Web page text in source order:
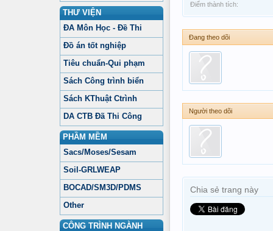
THƯ VIỆN
ĐA Môn Học - Đề Thi
Đồ án tốt nghiệp
Tiêu chuẩn-Qui phạm
Sách Công trình biển
Sách KThuật Ctrình
DA CTB Đã Thi Công
PHẦM MỀM
Sacs/Moses/Sesam
Soil-GRLWEAP
BOCAD/SM3D/PDMS
Other
CÔNG TRÌNH NGÀNH
Điểm thành tích:
Đang theo dõi
Người theo dõi
Chia sẻ trang này